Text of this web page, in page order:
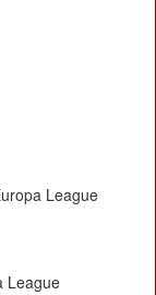
League
League